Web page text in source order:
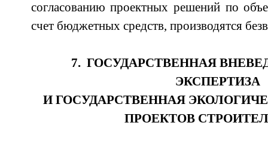
согласованию проектных решений по
счет бюджетных средств, производятся
7. ГОСУДАРСТВЕННАЯ
ЭКСПЕРТИЗА
И ГОСУДАРСТВЕННАЯ
ПРОЕКТОВ